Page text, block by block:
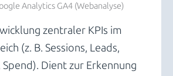
Analytics GA4 (Webanalyse)
zentraler KPIs im
(z. B. Sessions, Leads,
Spend). Dient zur Erkennung